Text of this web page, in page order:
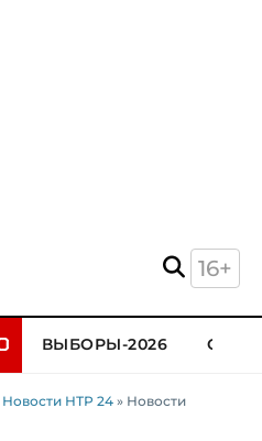
16+
ВЫБОРЫ-2026
Новости НТР 24 » Новости